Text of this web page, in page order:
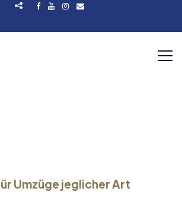
Umzüge jeglicher Art